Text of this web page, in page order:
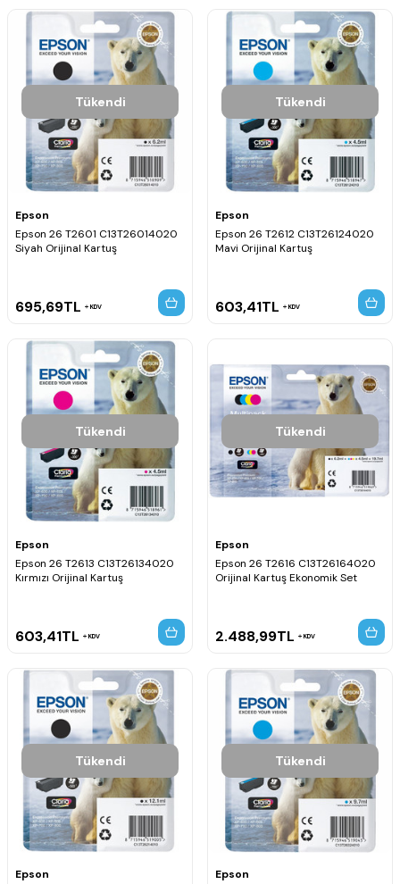
Tükendi
Epson
Epson 26 T2601 C13T26014020
Siyah Orijinal Kartuş
695,69TL KDV
Tükendi
Epson
Epson 26 T2612 C13T26124020
Mavi Orijinal Kartuş
603,41TL KDV
Tükendi
Epson
Epson 26 T2613 C13T26134020
Kırmızı Orijinal Kartuş
603,41TL KDV
Tükendi
Epson
Epson 26 T2616 C13T26164020
Orijinal Kartuş Ekonomik Set
2.488,99TL KDV
Tükendi
Epson
Tükendi
Epson